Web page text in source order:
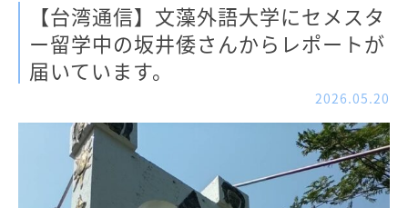
【台湾通信】文藻外語大学にセメスタ
ー留学中の坂井倭さんからレポートが
届いています。
2026.05.20